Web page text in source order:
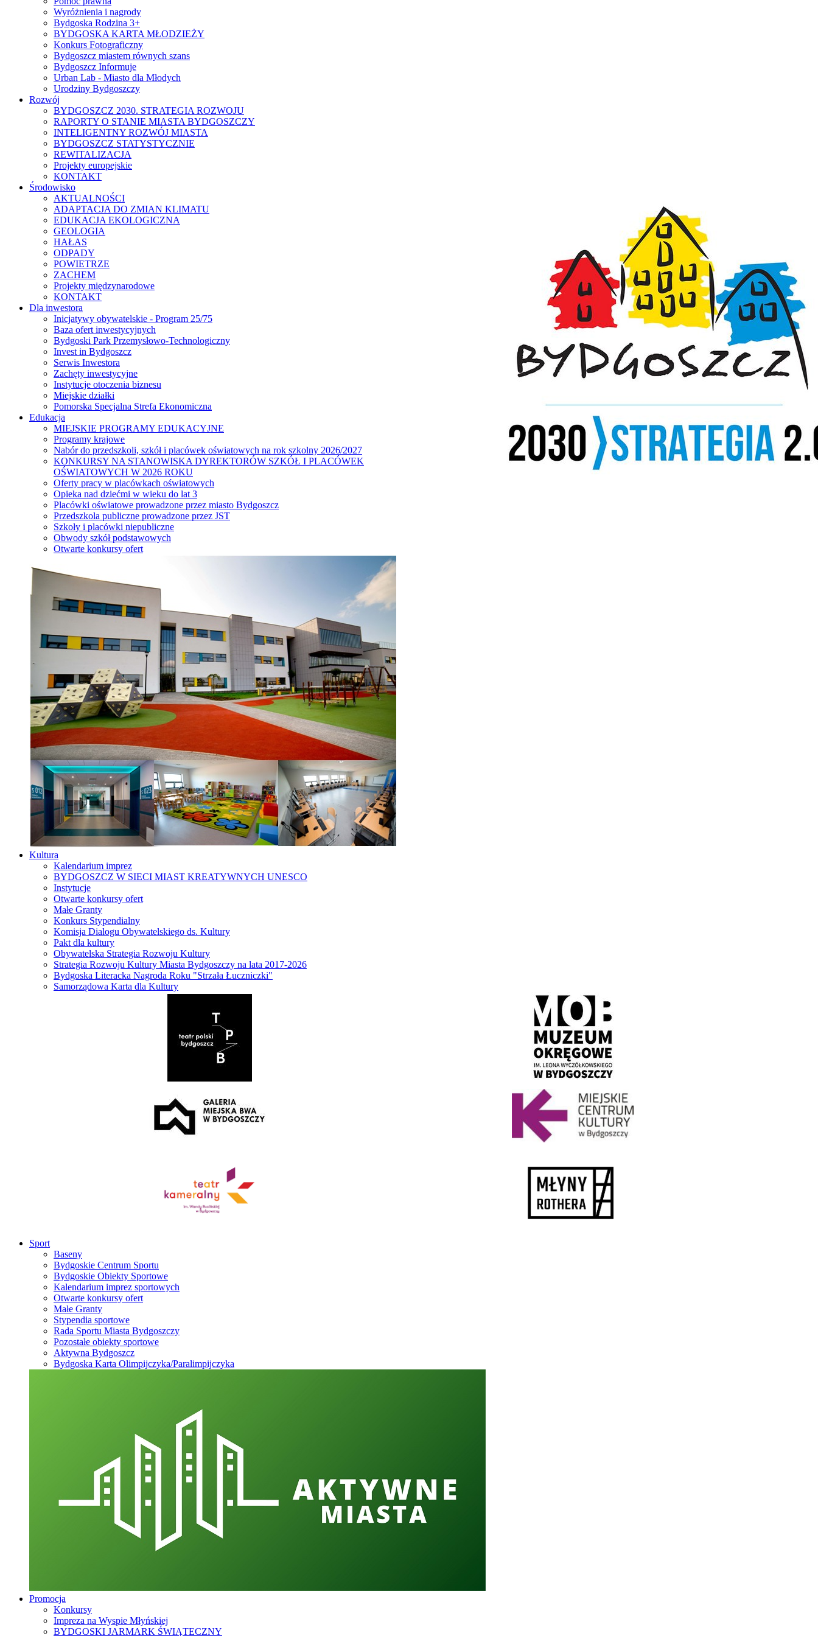
Wyróżnienia i nagrody
Bydgoska Rodzina 3+
BYDGOSKA KARTA MŁODZIEŻY
Konkurs Fotograficzny
Bydgoszcz miastem równych szans
Bydgoszcz Informuje
Urban Lab - Miasto dla Młodych
Urodziny Bydgoszczy
Rozwój
BYDGOSZCZ 2030. STRATEGIA ROZWOJU
RAPORTY O STANIE MIASTA BYDGOSZCZY
INTELIGENTNY ROZWÓJ MIASTA
BYDGOSZCZ STATYSTYCZNIE
REWITALIZACJA
Projekty europejskie
KONTAKT
Środowisko
AKTUALNOŚCI
ADAPTACJA DO ZMIAN KLIMATU
EDUKACJA EKOLOGICZNA
GEOLOGIA
HAŁAS
ODPADY
POWIETRZE
ZACHEM
Projekty międzynarodowe
KONTAKT
Dla inwestora
Inicjatywy obywatelskie - Program 25/75
Baza ofert inwestycyjnych
Bydgoski Park Przemysłowo-Technologiczny
Invest in Bydgoszcz
Serwis Inwestora
Zachęty inwestycyjne
Instytucje otoczenia biznesu
Miejskie działki
Pomorska Specjalna Strefa Ekonomiczna
Edukacja
MIEJSKIE PROGRAMY EDUKACYJNE
Programy krajowe
Nabór do przedszkoli, szkół i placówek oświatowych na rok szkolny 2026/2027
KONKURSY NA STANOWISKA DYREKTORÓW SZKÓŁ I PLACÓWEK
OŚWIATOWYCH W 2026 ROKU
Oferty pracy w placówkach oświatowych
Opieka nad dziećmi w wieku do lat 3
Placówki oświatowe prowadzone przez miasto Bydgoszcz
Przedszkola publiczne prowadzone przez JST
Szkoły i placówki niepubliczne
Obwody szkół podstawowych
Otwarte konkursy ofert
Kultura
Kalendarium imprez
BYDGOSZCZ W SIECI MIAST KREATYWNYCH UNESCO
Instytucje
Otwarte konkursy ofert
Małe Granty
Konkurs Stypendialny
Komisja Dialogu Obywatelskiego ds. Kultury
Pakt dla kultury
Obywatelska Strategia Rozwoju Kultury
Strategia Rozwoju Kultury Miasta Bydgoszczy na lata 2017-2026
Bydgoska Literacka Nagroda Roku "Strzała Łuczniczki"
Samorządowa Karta dla Kultury
Sport
Baseny
Bydgoskie Centrum Sportu
Bydgoskie Obiekty Sportowe
Kalendarium imprez sportowych
Otwarte konkursy ofert
Małe Granty
Stypendia sportowe
Rada Sportu Miasta Bydgoszczy
Pozostałe obiekty sportowe
Aktywna Bydgoszcz
Bydgoska Karta Olimpijczyka/Paralimpijczyka
Promocja
Konkursy
Impreza na Wyspie Młyńskiej
BYDGOSKI JARMARK ŚWIĄTECZNY